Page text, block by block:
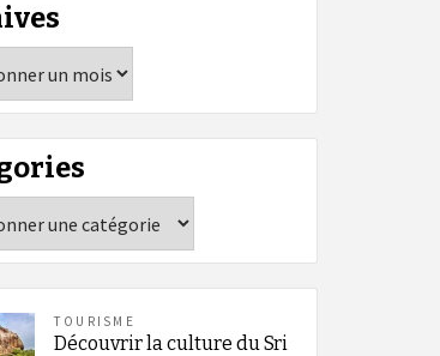
TOURISME
Découvrir la culture du Sri